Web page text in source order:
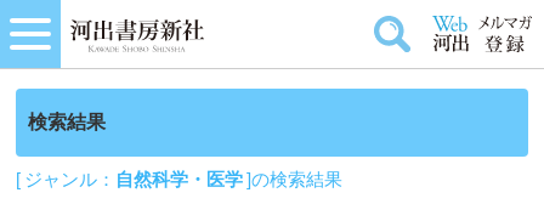
検索結果
[ ジャンル： 自然科学・医学]の検索結果